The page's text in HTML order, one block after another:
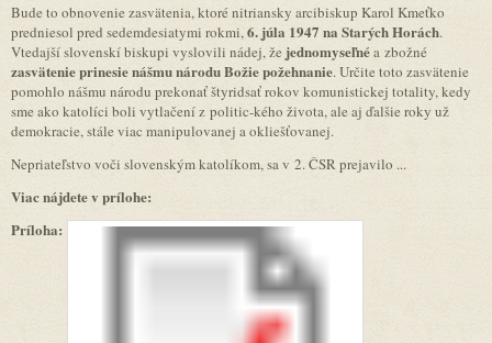
Bude to obnovenie zasvätenia, ktoré nitriansky arcibiskup Karol Kmeťko
predniesol pred sedemdesiatymi rokmi,6. júla 1947 na Starých Horách.
Vtedajší slovenskí biskupi vyslovili nádej, že jednomyseľnéa zbožné
zasvätenie prinesie nášmu národu Božie požehnanie. Určite toto zasvätenie
pomohlo nášmu národu prekonať štyridsať rokov komunistickej totality, kedy
sme ako katolíci boli vytlačení z politic-kého života, ale aj ďalšie roky už
demokracie, stále viac manipulovanej a okliešťovanej.
Nepriateľstvo voči slovenským katolíkom, sa v 2. ČSR prejavilo ...
Viac nájdete v prílohe:
Príloha: